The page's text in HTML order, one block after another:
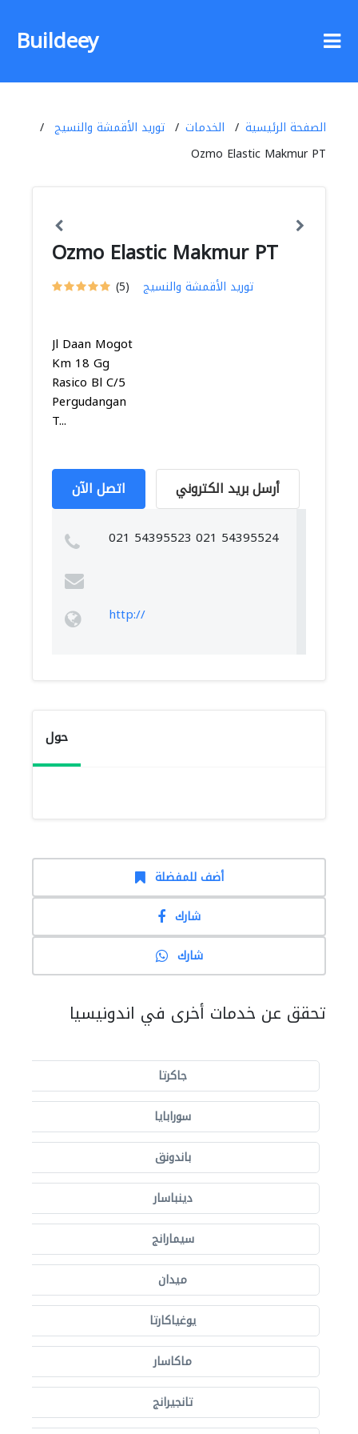
Buildeey
الصفحة الرئيسية الخدمات
توريد الأقمشة والنسيج
Ozmo Elastic Makmur PT
Ozmo Elastic Makmur PT
(5) توريد الأقمشة والنسيج
Jl Daan Mogot
Km 18 Gg
Rasico Bl C/5
Pergudangan
T...
اتصل الآن أرسل بريد الكتروني
021 54395523 021 54395524
http://
حول
أضف للمفضلة
شارك
شارك
تحقق عن خدمات أخرى في اندونيسيا
جاكرتا
سورابايا
باندونق
دينباسار
سيمارانج
ميدان
يوغياكارتا
ماكاسار
تانجيرانج